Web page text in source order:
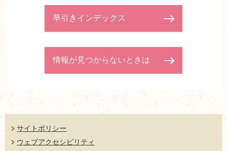
早引きインデックス
情報が見つからないときは
サイトポリシー
ウェブアクセシビリティ